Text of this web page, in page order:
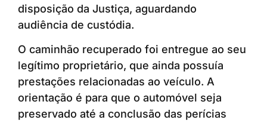
disposição da Justiça, aguardando
audiência de custódia.
O caminhão recuperado foi entregue ao seu
legítimo proprietário, que ainda possuía
prestações relacionadas ao veículo. A
orientação é para que o automóvel seja
preservado até a conclusão das perícias